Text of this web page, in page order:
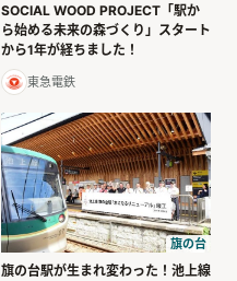
SOCIAL WOOD PROJECT「駅か
ら始める未来の森づくり」スタート
から1年が経ちました！
東急電鉄
旗の台
旗の台駅が生まれ変わった！池上線